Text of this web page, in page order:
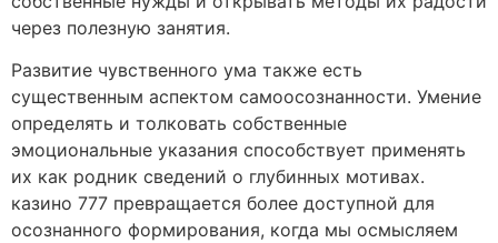
через полезную занятия.
Развитие чувственного ума также есть
существенным аспектом самоосознанности. Умение
определять и толковать собственные
эмоциональные указания способствует применять
их как родник сведений о глубинных мотивах.
казино 777 превращается более доступной для
осознанного формирования, когда мы осмысляем